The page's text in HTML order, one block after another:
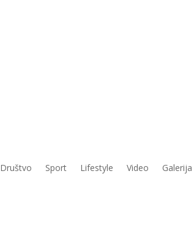
Društvo Sport Lifestyle Video Galerija